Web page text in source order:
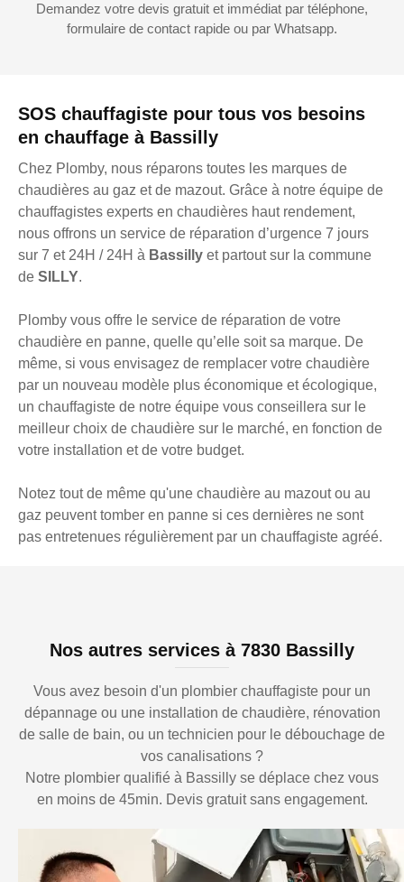
SOS chauffagiste pour tous vos besoins
en chauffage à Bassilly
Chez Plomby, nous réparons toutes les marques de
chaudières au gaz et de mazout. Grâce à notre équipe de
chauffagistes experts en chaudières haut rendement,
nous offrons un service de réparation d’urgence 7 jours
sur 7 et 24H / 24H à Bassilly et partout sur la commune
de SILLY.
Plomby vous offre le service de réparation de votre
chaudière en panne, quelle qu’elle soit sa marque. De
même, si vous envisagez de remplacer votre chaudière
par un nouveau modèle plus économique et écologique,
un chauffagiste de notre équipe vous conseillera sur le
meilleur choix de chaudière sur le marché, en fonction de
votre installation et de votre budget.
Notez tout de même qu'une chaudière au mazout ou au
gaz peuvent tomber en panne si ces dernières ne sont
pas entretenues régulièrement par un chauffagiste agréé.
Demandez votre devis gratuit et immédiat par téléphone,
formulaire de contact rapide ou par Whatsapp.
Nos autres services à 7830 Bassilly
Vous avez besoin d'un plombier chauffagiste pour un
dépannage ou une installation de chaudière, rénovation
de salle de bain, ou un technicien pour le débouchage de
vos canalisations ?
Notre plombier qualifié à Bassilly se déplace chez vous
en moins de 45min. Devis gratuit sans engagement.